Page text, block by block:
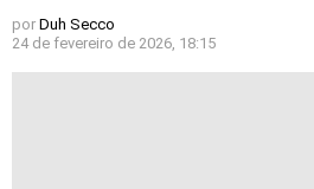
por Duh Secco
24 de fevereiro de 2026, 18:15